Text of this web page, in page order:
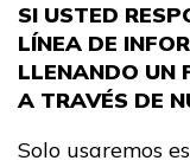
FAQs
English
SI USTED
LÍNEA DE
LLENANDO UN
A TRAVÉS DE
Solo usaremos